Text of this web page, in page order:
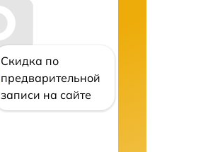
Скидка по
предварительной
записи на сайте